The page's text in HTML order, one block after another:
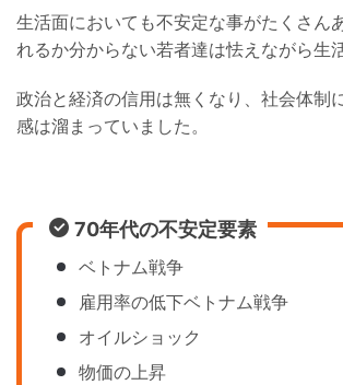
生活面においても不安定な事がたくさん
れるか分からない若者達は怯えながら生
政治と経済の信用は無くなり、社会体制
感は溜まっていました。
70年代の不安定要素
ベトナム戦争
雇用率の低下ベトナム戦争
オイルショック
物価の上昇